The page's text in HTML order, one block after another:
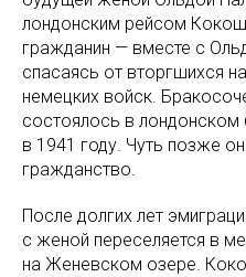
лондонским рейсом
гражданин — вместе с
спасаясь от вторгшихся
немецких войск.
состоялось в
в 1941 году. Чуть позже
гражданство.
После долгих лет
с женой переселяется в
на Женевском озере.